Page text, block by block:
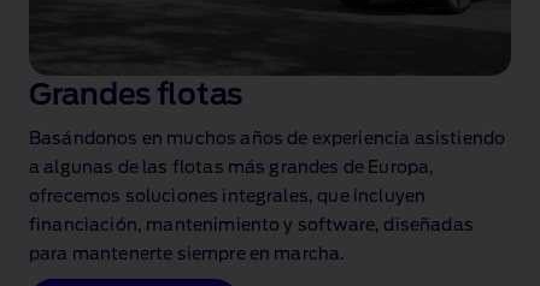
Grandes flotas
Basándonos en muchos años de experiencia asistiendo
a algunas de las flotas más grandes de Europa,
ofrecemos soluciones integrales, que incluyen
financiación, mantenimiento y software, diseñadas
para mantenerte siempre en marcha.